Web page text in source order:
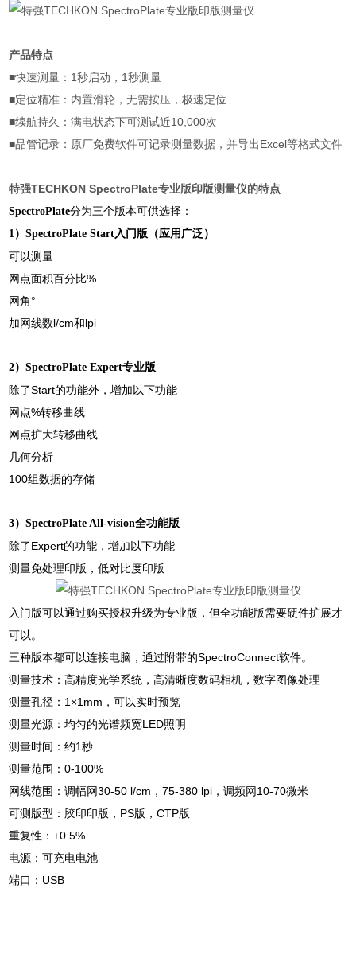
产品特点
■快速测量：1秒启动，1秒测量
■定位精准：内置滑轮，无需按压，极速定位
■续航持久：满电状态下可测试近10,000次
■品管记录：原厂免费软件可记录测量数据，并导出Excel等格式文件
特强TECHKON SpectroPlate专业版印版测量仪的特点
SpectroPlate分为三个版本可供选择：
1）SpectroPlate Start入门版（应用广泛）
可以测量
网点面积百分比%
网角°
加网线数l/cm和lpi
2）SpectroPlate Expert专业版
除了Start的功能外，增加以下功能
网点%转移曲线
网点扩大转移曲线
几何分析
100组数据的存储
3）SpectroPlate All-vision全功能版
除了Expert的功能，增加以下功能
测量免处理印版，低对比度印版
入门版可以通过购买授权升级为专业版，但全功能版需要硬件扩展才
可以。
三种版本都可以连接电脑，通过附带的SpectroConnect软件。
测量技术：高精度光学系统，高清晰度数码相机，数字图像处理
测量孔径：1×1mm，可以实时预览
测量光源：均匀的光谱频宽LED照明
测量时间：约1秒
测量范围：0-100%
网线范围：调幅网30-50 l/cm，75-380 lpi，调频网10-70微米
可测版型：胶印印版，PS版，CTP版
重复性：±0.5%
电源：可充电电池
端口：USB